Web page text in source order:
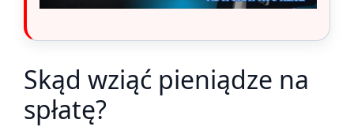
Skąd wziąć pieniądze na
spłatę?